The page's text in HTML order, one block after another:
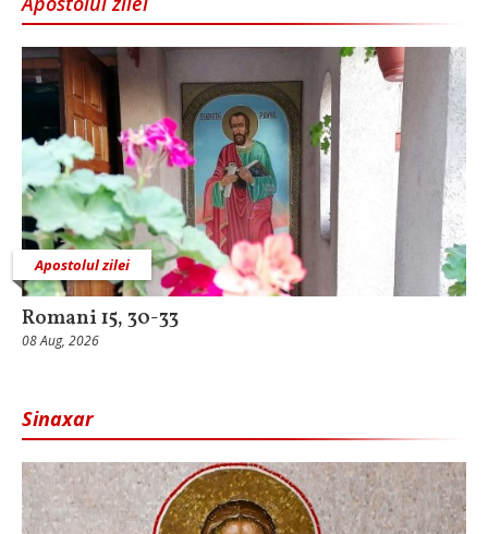
Apostolul zilei
Romani 15, 30-33
08 Aug, 2026
Sinaxar